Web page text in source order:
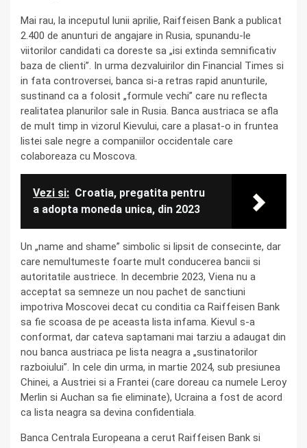
Mai rau, la inceputul lunii aprilie, Raiffeisen Bank a publicat
2.400 de anunturi de angajare in Rusia, spunandu-le
viitorilor candidati ca doreste sa „isi extinda semnificativ
baza de clienti”. In urma dezvaluirilor din Financial Times si
in fata controversei, banca si-a retras rapid anunturile,
sustinand ca a folosit „formule vechi” care nu reflecta
realitatea planurilor sale in Rusia. Banca austriaca se afla
de mult timp in vizorul Kievului, care a plasat-o in fruntea
listei sale negre a companiilor occidentale care
colaboreaza cu Moscova.
Vezi si: Croatia, pregatita pentru
a adopta moneda unica, din 2023
Un „name and shame” simbolic si lipsit de consecinte, dar
care nemultumeste foarte mult conducerea bancii si
autoritatile austriece. In decembrie 2023, Viena nu a
acceptat sa semneze un nou pachet de sanctiuni
impotriva Moscovei decat cu conditia ca Raiffeisen Bank
sa fie scoasa de pe aceasta lista infama. Kievul s-a
conformat, dar cateva saptamani mai tarziu a adaugat din
nou banca austriaca pe lista neagra a „sustinatorilor
razboiului”. In cele din urma, in martie 2024, sub presiunea
Chinei, a Austriei si a Frantei (care doreau ca numele Leroy
Merlin si Auchan sa fie eliminate), Ucraina a fost de acord
ca lista neagra sa devina confidentiala.
Banca Centrala Europeana a cerut Raiffeisen Bank si